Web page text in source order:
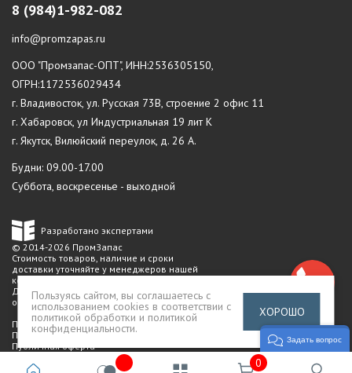
0
8 (984)1-982-082
info@promzapas.ru
ООО "Промзапас-ОПТ", ИНН:2536305150,
ОГРН:1172536029434
г. Владивосток, ул. Русская 73В, строение 2 офис 11
г. Хабаровск, ул Индустриальная 19 лит К
г. Якутск, Вилюйский переулок, д. 26 А.
Будни: 09.00-17.00
Суббота, воскресенье - выходной
Разработано экспертами
© 2014-2026 ПромЗапас
Стоимость товаров, наличие и сроки
доставки уточняйте у менеджеров нашей
компании.
Данный сайт не является публичной
офертой
Политика конфиденциальности
Пользовательское соглашение
Публичная оферта
Пользуясь сайтом, вы соглашаетесь с
использованием cookies в соответствии с
политикой обработки и политикой
конфиденциальности.
ХОРОШО
Задать вопрос